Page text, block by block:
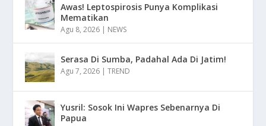
Awas! Leptospirosis Punya Komplikasi
Mematikan
Agu 8, 2026 | NEWS
Serasa Di Sumba, Padahal Ada Di Jatim!
Agu 7, 2026 |TREND
Yusril: Sosok Ini Wapres Sebenarnya Di
Papua